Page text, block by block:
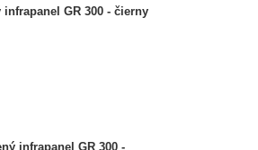
infrapanel GR 300 - čierny